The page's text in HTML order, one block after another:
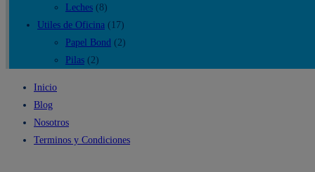
Leches (8)
Utiles de Oficina (17)
Papel Bond (2)
Pilas (2)
Inicio
Blog
Nosotros
Terminos y Condiciones